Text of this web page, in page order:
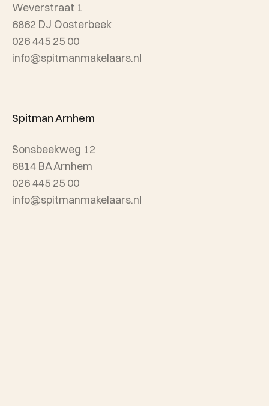
Wijken
Weverstraat 1
6862 DJ Oosterbeek
026 445 25 00
info@spitmanmakelaars.nl
Spitman Arnhem
Sonsbeekweg 12
6814 BA Arnhem
026 445 25 00
info@spitmanmakelaars.nl